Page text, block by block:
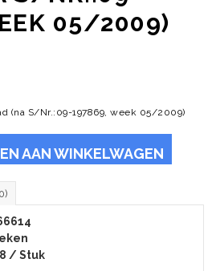
05/2009)
(na S/Nr.:09-197869, week 05/2009)
AAN WINKELWAGEN
/ Stuk